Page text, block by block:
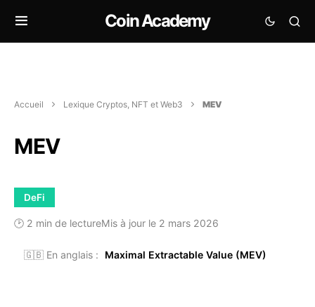
Coin Academy
Accueil Lexique Cryptos, NFT et Web3 MEV
MEV
DeFi
🕑 2 min de lectureMis à jour le 2 mars 2026
🇬🇧 En anglais : Maximal Extractable Value (MEV)